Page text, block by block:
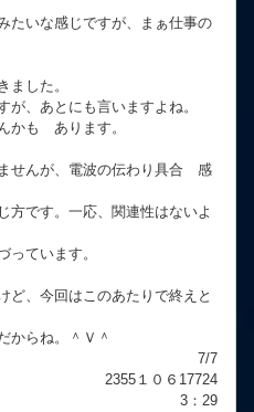
たいな感じですが、まぁ仕事の
ました。
が、あとにも言いますよね。
かも あります。
せんが、電波の伝わり具合 感
方です。一応、関連性はないよ
っています。
ど、今回はこのあたりで終えと
からね。＾Ｖ＾
7/7
2355１０６17724
3：29